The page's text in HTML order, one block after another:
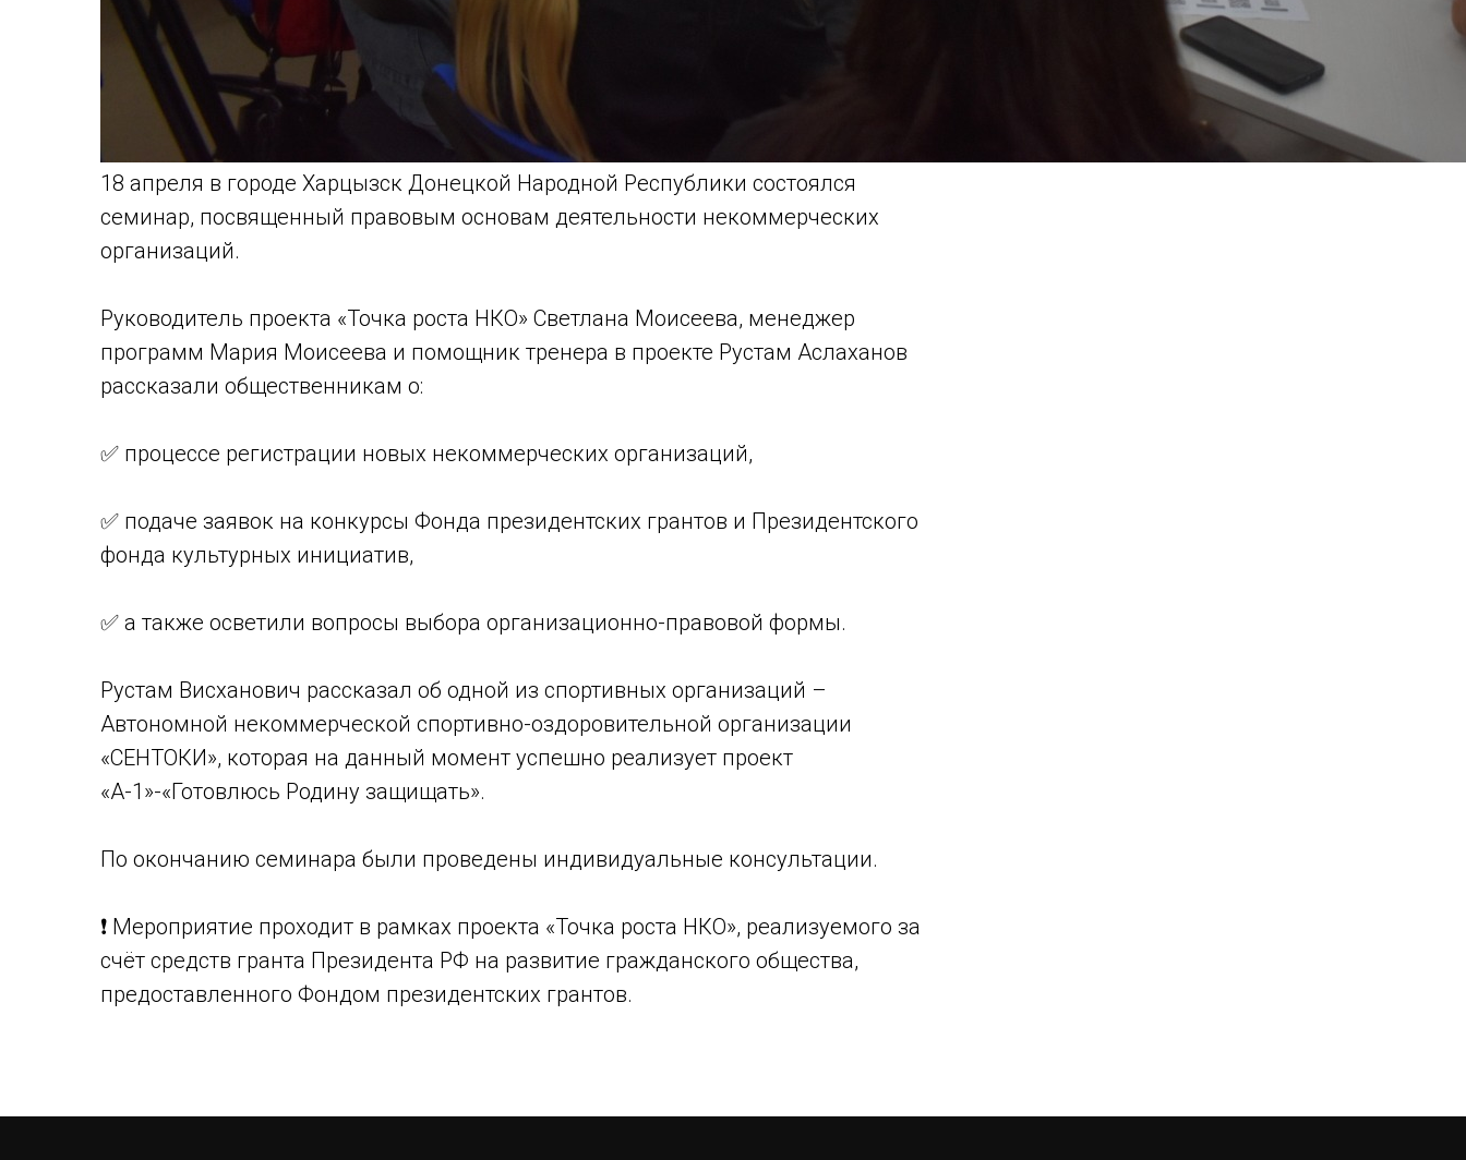
18 апреля в городе Харцызск Донецкой Народной Республики состоялся
семинар, посвященный правовым основам деятельности некоммерческих
организаций.
Руководитель проекта «Точка роста НКО» Светлана Моисеева, менеджер
программ Мария Моисеева и помощник тренера в проекте Рустам Аслаханов
рассказали общественникам о:
✅ процессе регистрации новых некоммерческих организаций,
✅ подаче заявок на конкурсы Фонда президентских грантов и Президентского
фонда культурных инициатив,
✅ а также осветили вопросы выбора организационно-правовой формы.
Рустам Висханович рассказал об одной из спортивных организаций –
Автономной некоммерческой спортивно-оздоровительной организации
«СЕНТОКИ», которая на данный момент успешно реализует проект
«А-1»-«Готовлюсь Родину защищать».
По окончанию семинара были проведены индивидуальные консультации.
❗ Мероприятие проходит в рамках проекта «Точка роста НКО», реализуемого за
счёт средств гранта Президента РФ на развитие гражданского общества,
предоставленного Фондом президентских грантов.